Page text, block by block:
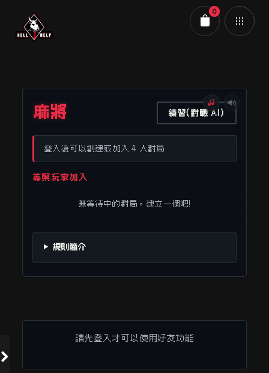
0
麻將 練習(對戰 AI)
登入後可以創建或加入 4 人對局
等緊玩家加入
無等待中的對局。建立一個吧!
規則簡介
請先登入才可以使用好友功能